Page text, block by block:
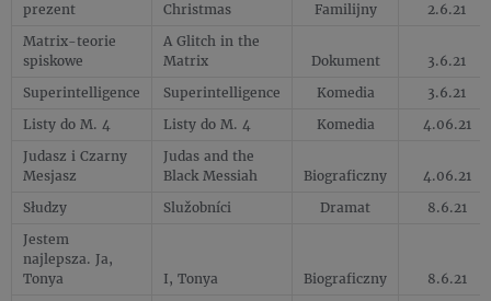
prezent
Christmas
Familijny
2.6.21
Matrix-teorie
spiskowe
A Glitch in the
Matrix
Dokument
3.6.21
Superintelligence
Superintelligence Komedia
3.6.21
Listy do M. 4
Listy do M. 4 Komedia
4.06.21
Judasz i Czarny
Mesjasz
Judas and the
Black Messiah
Biograficzny
4.06.21
Słudzy
Služobníci Dramat
8.6.21
Jestem
najlepsza. Ja,
Tonya
I, Tonya Biograficzny
8.6.21